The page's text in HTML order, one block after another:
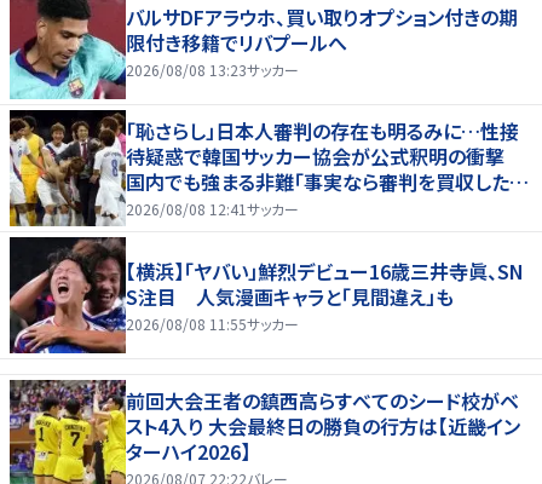
バルサDFアラウホ、買い取りオプション付きの期
限付き移籍でリバプールへ
2026/08/08 13:23サッカー
「恥さらし」日本人審判の存在も明るみに…性接
待疑惑で韓国サッカー協会が公式釈明の衝撃
国内でも強まる非難「事実なら審判を買収したこ
とになる」
2026/08/08 12:41サッカー
【横浜】「ヤバい」鮮烈デビュー16歳三井寺眞、SN
S注目 人気漫画キャラと「見間違え」も
2026/08/08 11:55サッカー
前回大会王者の鎮西高らすべてのシード校がベ
スト4入り 大会最終日の勝負の行方は【近畿イン
ターハイ2026】
2026/08/07 22:22バレー